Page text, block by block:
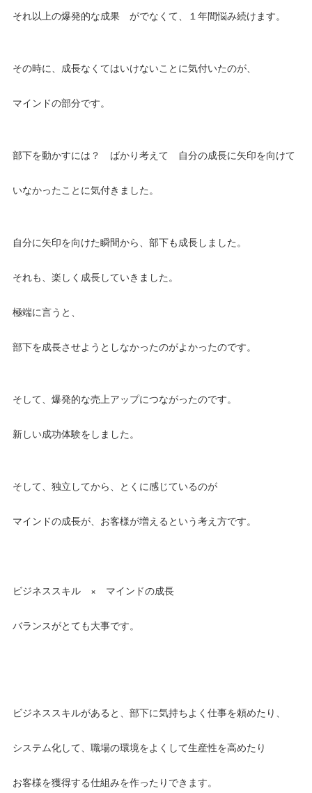
それ以上の爆発的な成果 がでなくて、１年間悩み続けます。
その時に、成長なくてはいけないことに気付いたのが、
マインドの部分です。
部下を動かすには？ ばかり考えて 自分の成長に矢印を向けて
いなかったことに気付きました。
自分に矢印を向けた瞬間から、部下も成長しました。
それも、楽しく成長していきました。
極端に言うと、
部下を成長させようとしなかったのがよかったのです。
そして、爆発的な売上アップにつながったのです。
新しい成功体験をしました。
そして、独立してから、とくに感じているのが
マインドの成長が、お客様が増えるという考え方です。
ビジネススキル × マインドの成長
バランスがとても大事です。
ビジネススキルがあると、部下に気持ちよく仕事を頼めたり、
システム化して、職場の環境をよくして生産性を高めたり
お客様を獲得する仕組みを作ったりできます。